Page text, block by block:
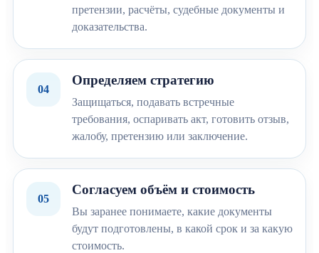
претензии, расчёты, судебные документы и
доказательства.
04
Определяем стратегию
Защищаться, подавать встречные
требования, оспаривать акт, готовить отзыв,
жалобу, претензию или заключение.
05
Согласуем объём и стоимость
Вы заранее понимаете, какие документы
будут подготовлены, в какой срок и за какую
стоимость.